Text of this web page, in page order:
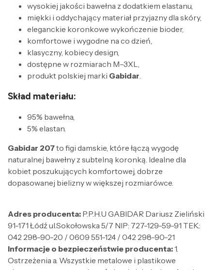
wysokiej jakości bawełna z dodatkiem elastanu,
miękki i oddychający materiał przyjazny dla skóry,
eleganckie koronkowe wykończenie bioder,
komfortowe i wygodne na co dzień,
klasyczny, kobiecy design,
dostępne w rozmiarach M–3XL,
produkt polskiej marki Gabidar.
Skład materiału:
95% bawełna,
5% elastan.
Gabidar 207to figi damskie, które łączą wygodę
naturalnej bawełny z subtelną koronką. Idealne dla
kobiet poszukujących komfortowej, dobrze
dopasowanej bielizny w większej rozmiarówce.
Adres producenta: P.P.H.U GABIDAR Dariusz Zieliński
91-171 Łódź ul.Sokołowska 5/7 NIP: 727-129-59-91 TEK.:
042 298-90-20 / 0609 551-124 / 042 298-90-21
Informacje o bezpieczeństwie producenta:1.
Ostrzeżenia a. Wszystkie metalowe i plastikowe